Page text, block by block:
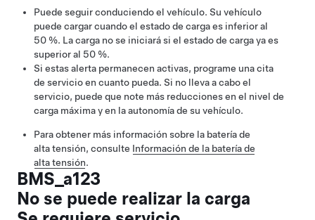
Puede seguir conduciendo el vehículo. Su vehículo
puede cargar cuando el estado de carga es inferior al
50 %. La carga no se iniciará si el estado de carga ya es
superior al 50 %.
Si estas alerta permanecen activas, programe una cita
de servicio en cuanto pueda. Si no lleva a cabo el
servicio, puede que note más reducciones en el nivel de
carga máxima y en la autonomía de su vehículo.
Para obtener más información sobre la batería de
alta tensión, consulte Información de la batería de
alta tensión.
BMS_a123
No se puede realizar la carga